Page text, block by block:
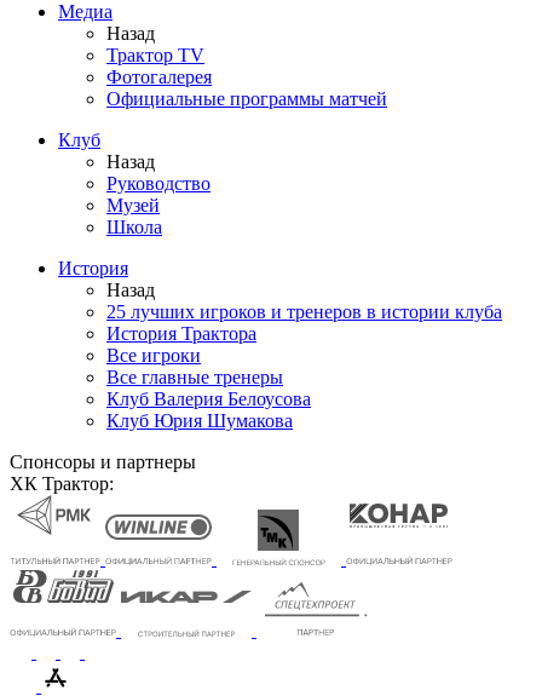
Медиа
Назад
Трактор TV
Фотогалерея
Официальные программы матчей
Клуб
Назад
Руководство
Музей
Школа
История
Назад
25 лучших игроков и тренеров в истории клуба
История Трактора
Все игроки
Все главные тренеры
Клуб Валерия Белоусова
Клуб Юрия Шумакова
Спонсоры и партнеры
ХК Трактор: